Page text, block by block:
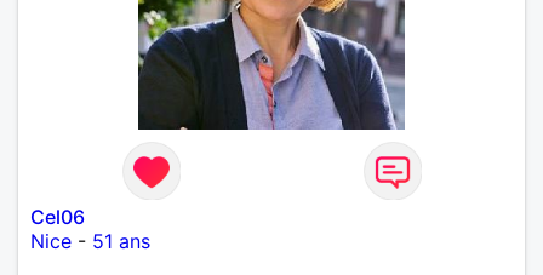
Cel06
Nice - 51 ans